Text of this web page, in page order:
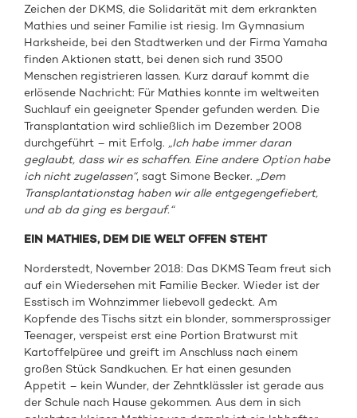
Zeichen der DKMS, die Solidarität mit dem erkrankten
Mathies und seiner Familie ist riesig. Im Gymnasium
Harksheide, bei den Stadtwerken und der Firma Yamaha
finden Aktionen statt, bei denen sich rund 3500
Menschen registrieren lassen. Kurz darauf kommt die
erlösende Nachricht: Für Mathies konnte im weltweiten
Suchlauf ein geeigneter Spender gefunden werden. Die
Transplantation wird schließlich im Dezember 2008
durchgeführt – mit Erfolg. „Ich habe immer daran
geglaubt, dass wir es schaffen. Eine andere Option habe
ich nicht zugelassen“, sagt Simone Becker. „Dem
Transplantationstag haben wir alle entgegengefiebert,
und ab da ging es bergauf.“
EIN MATHIES, DEM DIE WELT OFFEN STEHT
Norderstedt, November 2018: Das DKMS Team freut sich
auf ein Wiedersehen mit Familie Becker. Wieder ist der
Esstisch im Wohnzimmer liebevoll gedeckt. Am
Kopfende des Tischs sitzt ein blonder, sommersprossiger
Teenager, verspeist erst eine Portion Bratwurst mit
Kartoffelpüree und greift im Anschluss nach einem
großen Stück Sandkuchen. Er hat einen gesunden
Appetit – kein Wunder, der Zehntklässler ist gerade aus
der Schule nach Hause gekommen. Aus dem in sich